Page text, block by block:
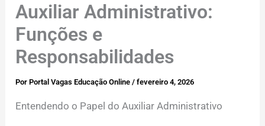
Auxiliar Administrativo:
Funções e
Responsabilidades
PorPortal Vagas Educação Online/fevereiro 4, 2026
Entendendo o Papel do Auxiliar Administrativo